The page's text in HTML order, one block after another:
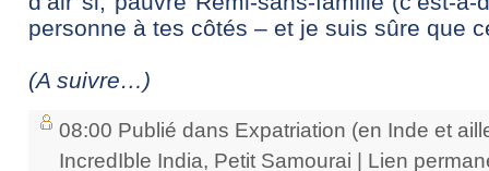
personne à tes côtés – et je suis sûre que
(A suivre…)
08:00 Publié dans Expatriation (en Inde et
IncredIble India, Petit Samourai
Lien